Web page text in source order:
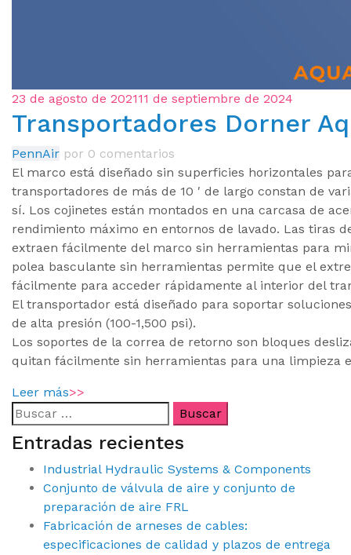
23 de agosto de 202111 de septiembre de 2024
Transportadores Dorner
PennAir por 0 comentarios
El marco está diseñado sin superficies horizontales
transportadores de más de 10 ′ de largo constan de
sí. Los cojinetes están montados en una carcasa de
rendimiento máximo en entornos de lavado. Las tiras
extraen fácilmente del marco sin herramientas para
polea basculante sin herramientas permite que el
fácilmente para acceder rápidamente al interior del
El transportador está diseñado para soportar
de alta presión (100-1,500 psi).
Los soportes de la correa de retorno son bloques
quitan fácilmente sin herramientas para una limpieza
Leer más>>
Entradas recientes
Industrial Hydraulic Systems & Components
Conjunto de válvula de aire y conjunto de
preparación de aire FRL
Fabricación de arneses de cables:
especificaciones de calidad y plazos de entrega